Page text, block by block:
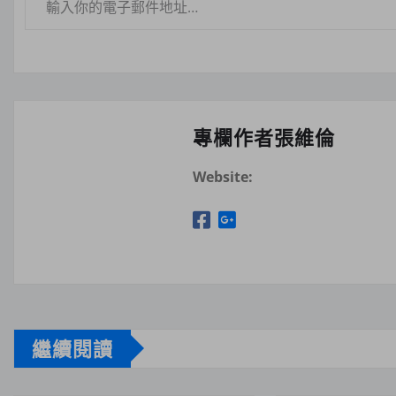
專欄作者張維倫
Website:
繼續閱讀